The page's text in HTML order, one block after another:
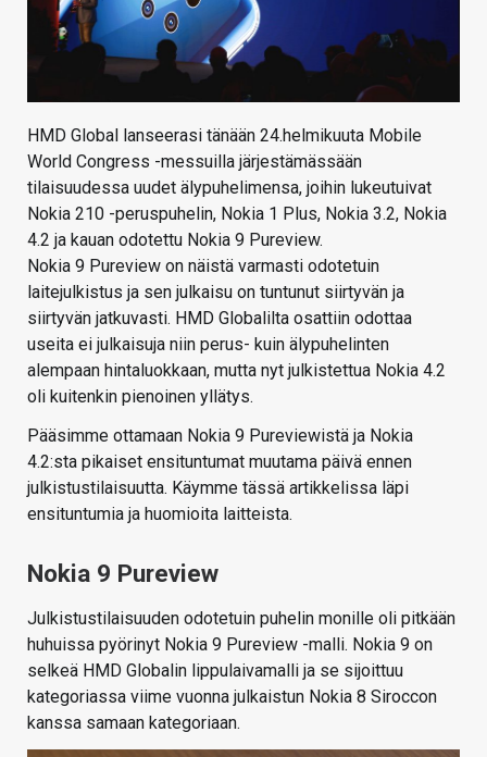
HMD Global lanseerasi tänään 24.helmikuuta Mobile
World Congress -messuilla järjestämässään
tilaisuudessa uudet älypuhelimensa, joihin lukeutuivat
Nokia 210 -peruspuhelin, Nokia 1 Plus, Nokia 3.2, Nokia
4.2 ja kauan odotettu Nokia 9 Pureview.
Nokia 9 Pureview on näistä varmasti odotetuin
laitejulkistus ja sen julkaisu on tuntunut siirtyvän ja
siirtyvän jatkuvasti. HMD Globalilta osattiin odottaa
useita ei julkaisuja niin perus- kuin älypuhelinten
alempaan hintaluokkaan, mutta nyt julkistettua Nokia 4.2
oli kuitenkin pienoinen yllätys.
Pääsimme ottamaan Nokia 9 Pureviewistä ja Nokia
4.2:sta pikaiset ensituntumat muutama päivä ennen
julkistustilaisuutta. Käymme tässä artikkelissa läpi
ensituntumia ja huomioita laitteista.
Nokia 9 Pureview
Julkistustilaisuuden odotetuin puhelin monille oli pitkään
huhuissa pyörinyt Nokia 9 Pureview -malli. Nokia 9 on
selkeä HMD Globalin lippulaivamalli ja se sijoittuu
kategoriassa viime vuonna julkaistun Nokia 8 Siroccon
kanssa samaan kategoriaan.